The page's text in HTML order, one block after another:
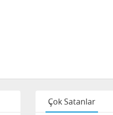
Çok Satanlar